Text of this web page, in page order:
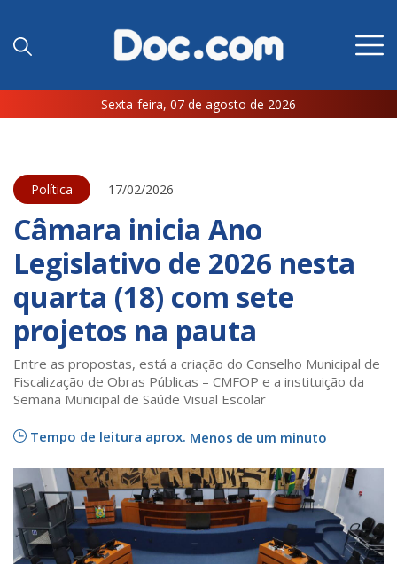
Sexta-feira, 07 de agosto de 2026
Política 17/02/2026
Câmara inicia Ano
Legislativo de 2026 nesta
quarta (18) com sete
projetos na pauta
Entre as propostas, está a criação do Conselho Municipal de
Fiscalização de Obras Públicas – CMFOP e a instituição da
Semana Municipal de Saúde Visual Escolar
Tempo de leitura aprox. Menos de um minuto